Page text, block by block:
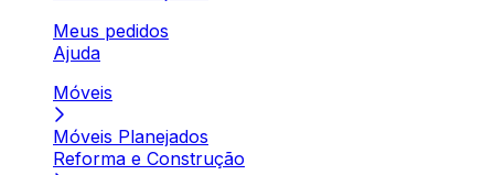
Meus pedidos
Ajuda
Móveis
Móveis Planejados
Reforma e Construção